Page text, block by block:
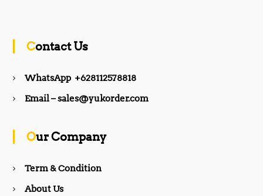
b
k
a
Contact Us
WhatsApp +628112578818
Email – sales@yukorder.com
Our Company
Term & Condition
About Us